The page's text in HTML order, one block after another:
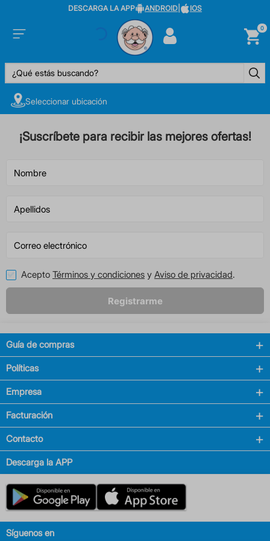
DESCARGA LA APP ANDROID IOS
0
¿Qué estás buscando?
Seleccionar ubicación
¡Suscríbete para recibir las mejores ofertas!
Acepto Términos y condiciones y Aviso de privacidad.
Registrarme
Guía de compras
Políticas
Empresa
Facturación
Contacto
Descarga la APP
Síguenos en